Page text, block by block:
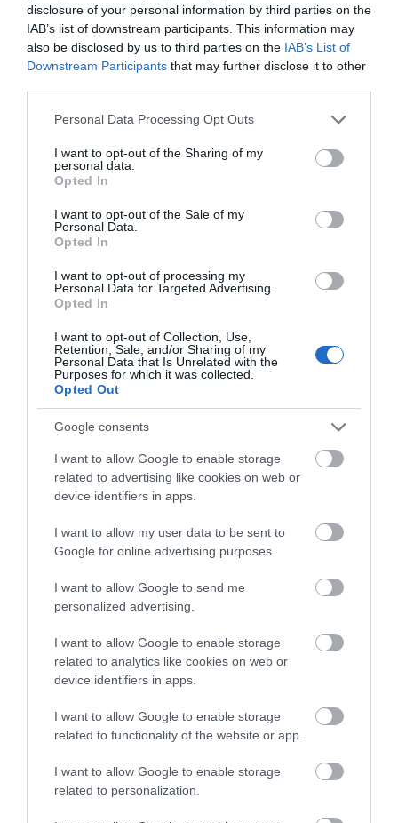
disclosure of your personal information by third parties on the
IAB’s list of downstream participants. This information may
also be disclosed by us to third parties on the IAB’s List of
Downstream Participants that may further disclose it to other
Please note that this website/app uses one or more Google
not limited to your visit or usage behaviour. You may click to
grant or deny consent to Google and its third-party tags to
use your data for below specified purposes in below Google
consent section.
Personal Data Processing Opt Outs
I want to opt-out of the Sharing of my
personal data.
Opted In
I want to opt-out of the Sale of my
Personal Data.
Opted In
I want to opt-out of processing my
Personal Data for Targeted Advertising.
Opted In
I want to opt-out of Collection, Use,
Retention, Sale, and/or Sharing of my
Personal Data that Is Unrelated with the
Purposes for which it was collected.
Opted Out
Google consents
I want to allow Google to enable storage
related to advertising like cookies on web or
device identifiers in apps.
I want to allow my user data to be sent to
Google for online advertising purposes.
I want to allow Google to send me
personalized advertising.
I want to allow Google to enable storage
related to analytics like cookies on web or
device identifiers in apps.
I want to allow Google to enable storage
related to functionality of the website or app.
I want to allow Google to enable storage
related to personalization.
Bgs
Με βάση την επιλογή
σας, ενδέχεται να
ενδιαφέρει τα ακόλουθα
στοιχεία:
Καθαριστής πόλων μπαταρίας
SKU
Άμεσα Διαθέσιμο